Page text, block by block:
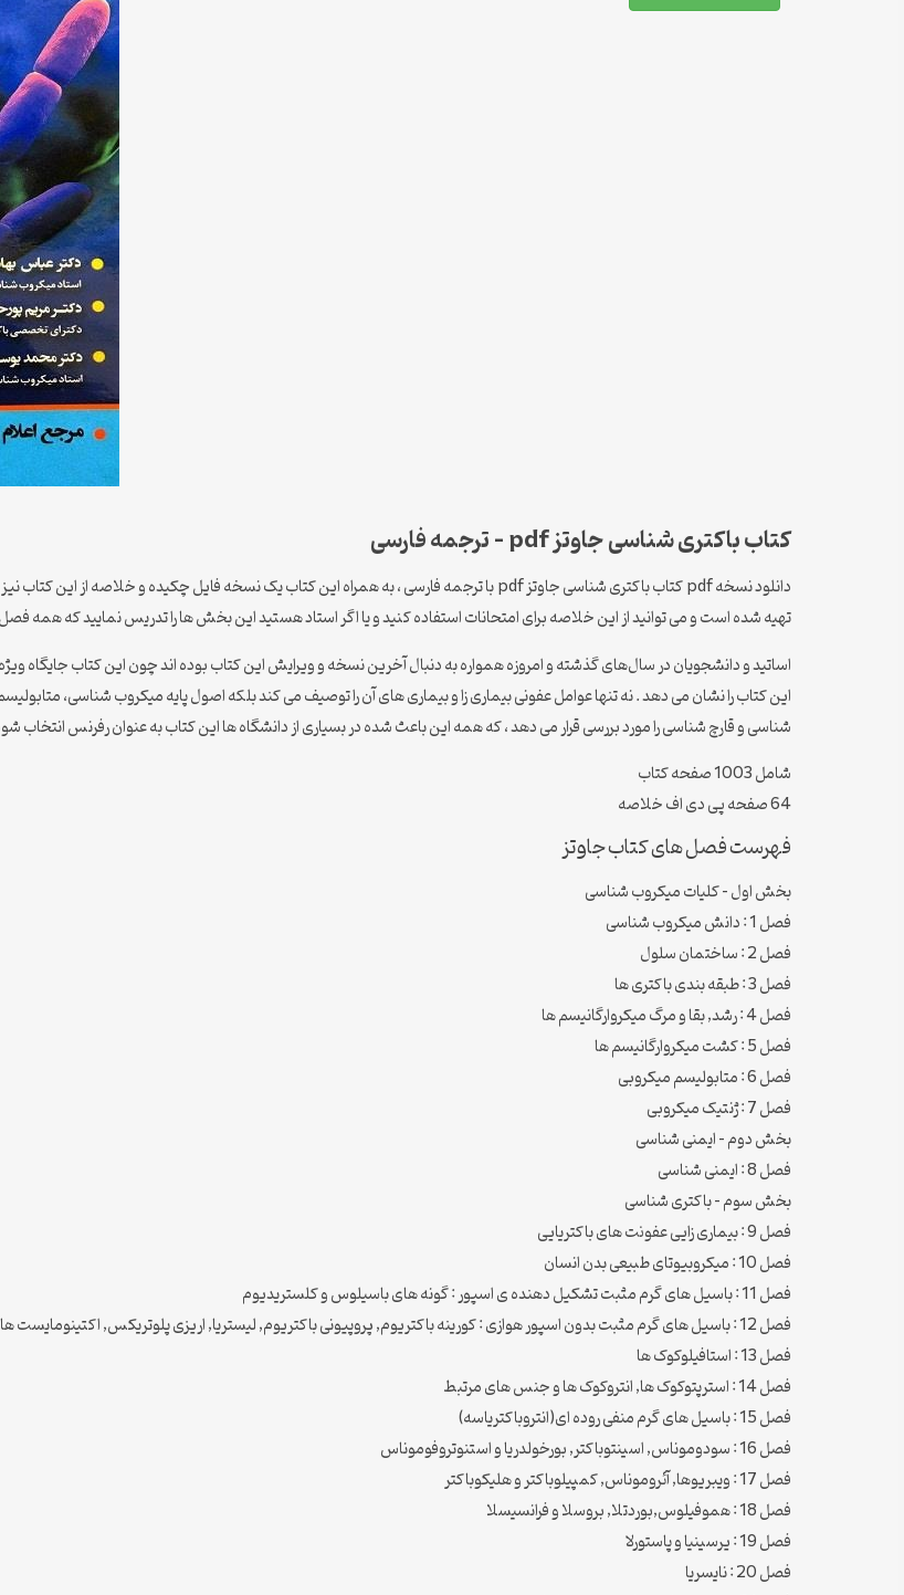
کتاب باکتری شناسی جاوتز pdf – ترجمه فارسی
تهیه شده است و می توانید از این خلاصه برای امتحانات استفاده کنید و یا اگر استاد هستید این بخش ها را تدریس نمایید که همه فصل
اساتید و دانشجویان در سال‌های گذشته و امروزه همواره به دنبال آخرین نسخه و ویرایش این کتاب بوده اند چون این کتاب جایگاه
این کتاب را نشان می دهد . نه تنها عوامل عفونی بیماری زا و بیماری های آن را توصیف می کند بلکه اصول پایه میکروب شناسی،
شناسی و قارچ شناسی را مورد بررسی قرار می دهد ، که همه این باعث شده در بسیاری از دانشگاه ها این کتاب به عنوان رفرنس انتخاب
شامل 1003 صفحه کتاب
64 صفحه پی دی اف خلاصه
فهرست فصل های کتاب جاوتز
بخش اول – کلیات میکروب شناسی
فصل 1 : دانش میکروب شناسی
فصل 2 : ساختمان سلول
فصل 3 : طبقه بندی باکتری ها
فصل 4 : رشد, بقا و مرگ میکروارگانیسم ها
فصل 5 : کشت میکروارگانیسم ها
فصل 6 : متابولیسم میکروبی
فصل 7 : ژنتیک میکروبی
بخش دوم – ایمنی شناسی
فصل 8 : ایمنی شناسی
بخش سوم – باکتری شناسی
فصل 9 : بیماری زایی عفونت های باکتریایی
فصل 10 : میکروبیوتای طبیعی بدن انسان
فصل 11 : باسیل های گرم مثبت تشکیل دهنده ی اسپور : گونه های باسیلوس و کلستریدیوم
فصل 12 : باسیل های گرم مثبت بدون اسپور هوازی : کورینه باکتریوم, پروپیونی باکتریوم, لیستریا, اریزی پلوتریکس, اکتینومایست ها و پاتوژن های مرتبط
فصل 13 : استافیلوکوک ها
فصل 14 : استرپتوکوک ها, انتروکوک ها و جنس های مرتبط
فصل 15 : باسیل های گرم منفی روده ای(انتروباکتریاسه)
فصل 16 : سودوموناس, اسینتوباکتر, بورخولدریا و استنوتروفوموناس
فصل 17 : ویبریوها, آئروموناس, کمپیلوباکتر و هلیکوباکتر
فصل 18 : هموفیلوس,بوردتلا, بروسلا و فرانسیسلا
فصل 19 : یرسینیا و پاستورلا
فصل 20 : نایسریا